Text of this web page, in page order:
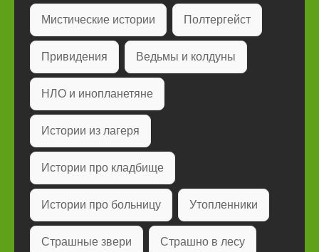
Мистические истории Полтергейст
Привидения Ведьмы и колдуны
НЛО и инопланетяне
Истории из лагеря
Истории про кладбище
Истории про больницу Утопленники
Страшные звери Страшно в лесу